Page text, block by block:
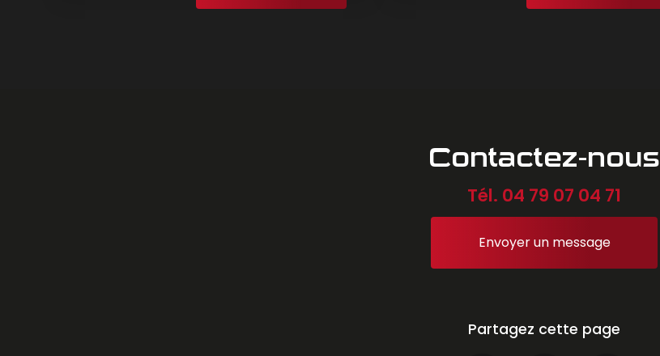
Contactez-nous
Tél. 04 79 07 04 71
Envoyer un message
Partagez cette page